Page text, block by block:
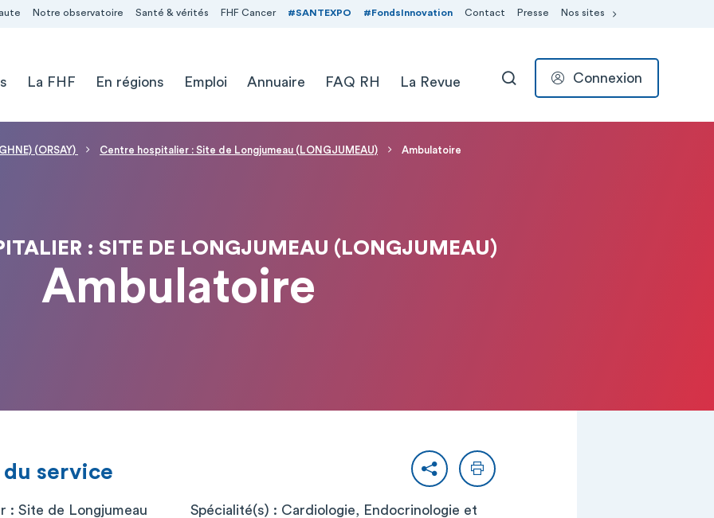
Notre observatoire Santé & vérités FHF Cancer #SANTEXPO #FondsInnovation Contact Presse Nos sites
La FHF En régions Emploi Annuaire FAQ RH La Revue RECHERCHER
Connexion
(ORSAY) Centre hospitalier : Site de Longjumeau (LONGJUMEAU) Ambulatoire
: SITE DE LONGJUMEAU (LONGJUMEAU)
Ambulatoire
PartagerImprimer
service
: Site de Longjumeau
Spécialité(s) : Cardiologie, Endocrinologie et